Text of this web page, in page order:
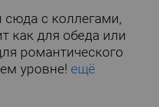
сюда с коллегами,
как для обеда или
романтического
уровне! ещё